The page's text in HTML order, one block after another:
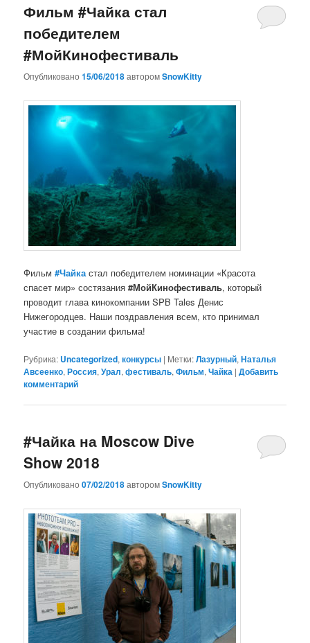
Фильм #Чайка стал
победителем
#МойКинофестиваль
Опубликовано15/06/2018авторомSnowKitty
Фильм #Чайкастал победителем номинации «Красота
спасет мир» состязания#МойКинофестиваль, который
проводит глава кинокомпании SPB Tales Денис
Нижегородцев. Наши поздравления всем, кто принимал
участие в создании фильма!
Рубрика: Uncategorized,конкурсы | Метки:Лазурный,Наталья
Авсеенко,Россия,Урал,фестиваль,Фильм,Чайка |Добавить
комментарий
#Чайка на Moscow Dive
Show 2018
Опубликовано07/02/2018авторомSnowKitty